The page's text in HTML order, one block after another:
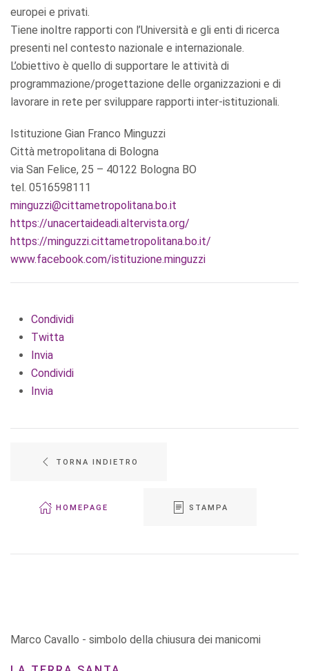
europei e privati.
Tiene inoltre rapporti con l’Università e gli enti di ricerca
presenti nel contesto nazionale e internazionale.
L’obiettivo è quello di supportare le attività di
programmazione/progettazione delle organizzazioni e di
lavorare in rete per sviluppare rapporti inter-istituzionali.
Istituzione Gian Franco Minguzzi
Città metropolitana di Bologna
via San Felice, 25 – 40122 Bologna BO
tel. 0516598111
minguzzi@cittametropolitana.bo.it
https://unacertaideadi.altervista.org/
https://minguzzi.cittametropolitana.bo.it/
www.facebook.com/istituzione.minguzzi
Condividi
Twitta
Invia
Condividi
Invia
TORNA INDIETRO
HOMEPAGE STAMPA
Marco Cavallo - simbolo della chiusura dei manicomi